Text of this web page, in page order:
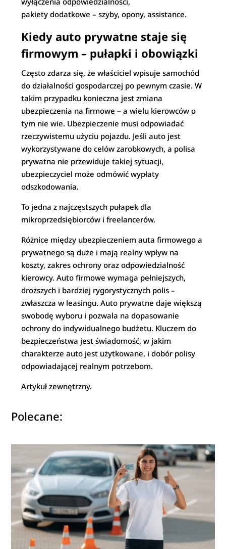
pakiety dodatkowe – szyby, opony, assistance.
Kiedy auto prywatne staje się
firmowym – pułapki i obowiązki
Często zdarza się, że właściciel wpisuje samochód
do działalności gospodarczej po pewnym czasie. W
takim przypadku konieczna jest zmiana
ubezpieczenia na firmowe – a wielu kierowców o
tym nie wie. Ubezpieczenie musi odpowiadać
rzeczywistemu użyciu pojazdu. Jeśli auto jest
wykorzystywane do celów zarobkowych, a polisa
prywatna nie przewiduje takiej sytuacji,
ubezpieczyciel może odmówić wypłaty
odszkodowania.
To jedna z najczęstszych pułapek dla
mikroprzedsiębiorców i freelancerów.
Różnice między ubezpieczeniem auta firmowego a
prywatnego są duże i mają realny wpływ na
koszty, zakres ochrony oraz odpowiedzialność
kierowcy. Auto firmowe wymaga pełniejszych,
droższych i bardziej rygorystycznych polis –
zwłaszcza w leasingu. Auto prywatne daje większą
swobodę wyboru i pozwala na dopasowanie
ochrony do indywidualnego budżetu. Kluczem do
bezpieczeństwa jest świadomość, w jakim
charakterze auto jest użytkowane, i dobór polisy
odpowiadającej realnym potrzebom.
Artykuł zewnętrzny.
Polecane: